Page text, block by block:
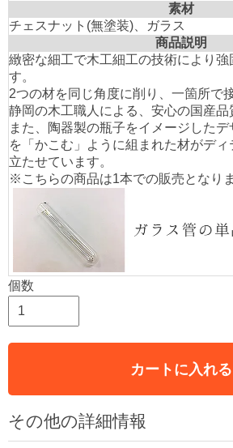
素材
チェスナット(無塗装)、ガラス
商品説明
緻密な細工で木工細工の技術により強
す。
2つの材を同じ角度に削り、一箇所で
静岡の木工職人による、安心の国産品
また、陶器製の瓶子をイメージした
を「かこむ」ように組まれた材がデ
立たせています。
※こちらの商品は1本での販売となりま
個数
カートに入れる
その他の詳細情報